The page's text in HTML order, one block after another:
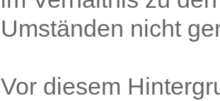
Umständen nicht
Vor diesem